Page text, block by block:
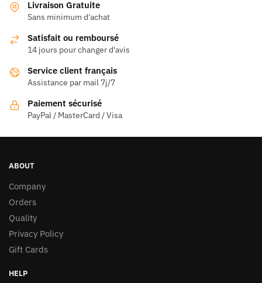
Les
peuvent
choisies
la
page
Livraison Gratuite
Sans minimum d'achat
Satisfait ou remboursé
14 jours pour changer d'avis
Service client français
Assistance par mail 7j/7
Paiement sécurisé
PayPal / MasterCard / Visa
ABOUT
Company
Orders
Quality
Privacy Policy
Gift Cards
HELP